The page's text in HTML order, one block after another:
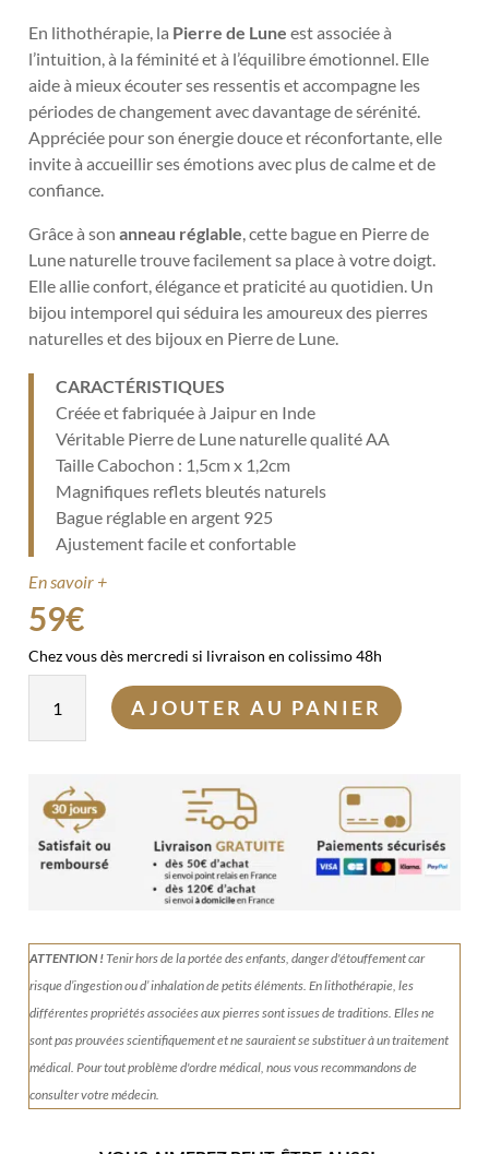
En lithothérapie, la Pierre de Lune est associée à
l’intuition, à la féminité et à l’équilibre émotionnel. Elle
aide à mieux écouter ses ressentis et accompagne les
périodes de changement avec davantage de sérénité.
Appréciée pour son énergie douce et réconfortante, elle
invite à accueillir ses émotions avec plus de calme et de
confiance.
Grâce à sonanneau réglable , cette bague en Pierre de
Lune naturelle trouve facilement sa place à votre doigt.
Elle allie confort, élégance et praticité au quotidien. Un
bijou intemporel qui séduira les amoureux des pierres
naturelles et des bijoux en Pierre de Lune.
CARACTÉRISTIQUES
Créée et fabriquée à Jaipur en Inde
Véritable Pierre de Lune naturelle qualité AA
Taille Cabochon : 1,5cm x 1,2cm
Magnifiques reflets bleutés naturels
Bague réglable en argent 925
Ajustement facile et confortable
En savoir +
59€
Chez vous dès mercredi si livraison en colissimo 48h
Bague
lune
AJOUTER AU PANIER
ATTENTION !Tenirhors de la portée des enfants, danger d'étouffement car
risque d’ingestion ou d’ inhalation de petits éléments.En lithothérapie, les
différentes propriétés associées aux pierres sont issues de traditions. Elles ne
sont pas prouvées scientifiquement et ne sauraient se substituer à un traitement
médical. Pour tout problème d'ordre médical, nous vous recommandons de
consulter votre médecin.